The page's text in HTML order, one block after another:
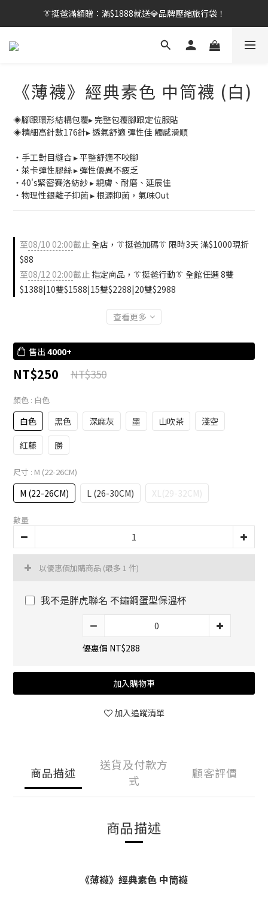
👔挺爸行動：全館襪款【最低$149起】✨立即下單！
👔挺爸滿額贈：滿$1888就送💎品牌壓縮旅行袋！
【刷卡/電子支付限定】下單送✨WARX品牌質感杯袋！
《薄襪》經典素色 中筒襪 (白)
◈腳跟環形結構包覆▸ 完整包覆腳跟定位服貼
◈精細高針數176針▸ 透氣舒適 彈性佳 觸感滑順
・手工對目縫合 ▸ 平整舒適不咬腳
・萊卡彈性膠絲 ▸ 彈性優異不疲乏
・40's緊密賽洛紡紗 ▸ 親膚、耐磨、延展佳
・物理性銀離子抑菌 ▸ 根源抑菌，氣味Out
至08/10 02:00截止全店，👔挺爸加碼👔 限時3天 滿$1000現折
$88
至08/12 02:00截止 指定商品，👔挺爸行動👔 全館任選 8雙
$1388|10雙$1588|15雙$2288|20雙$2988
查看更多
售出 4000+
NT$250 NT$350
顏色 : 白色
白色 黑色 深麻灰 墨 山吹茶
淺空
紅藤
勝
尺寸 : M (22-26CM)
M (22-26CM) L (26-30CM) XL(29-32CM)
數量
以優惠價加購商品 (最多 1 件)
我不是胖虎聯名 不鏽鋼蛋型保溫杯
優惠價 NT$288
加入購物車
加入追蹤清單
商品描述
送貨及付款方
式
顧客評價
商品描述
《薄襪》經典素色 中筒襪